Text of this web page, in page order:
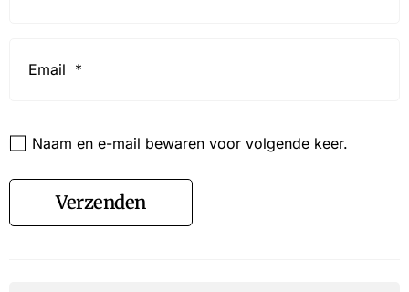
Naam en e-mail bewaren voor volgende keer.
Verzenden